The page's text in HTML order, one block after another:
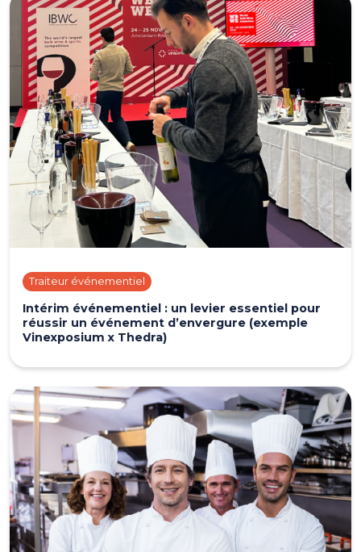
Traiteur événementiel
Intérim événementiel : un levier essentiel pour
réussir un événement d’envergure (exemple
Vinexposium x Thedra)